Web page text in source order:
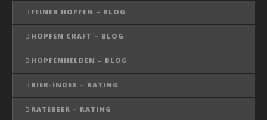
FEINER HOPFEN – BLOG
HOPFEN CRAFT – BLOG
HOPFENHELDEN – BLOG
BIER-INDEX – RATING
RATEBEER – RATING